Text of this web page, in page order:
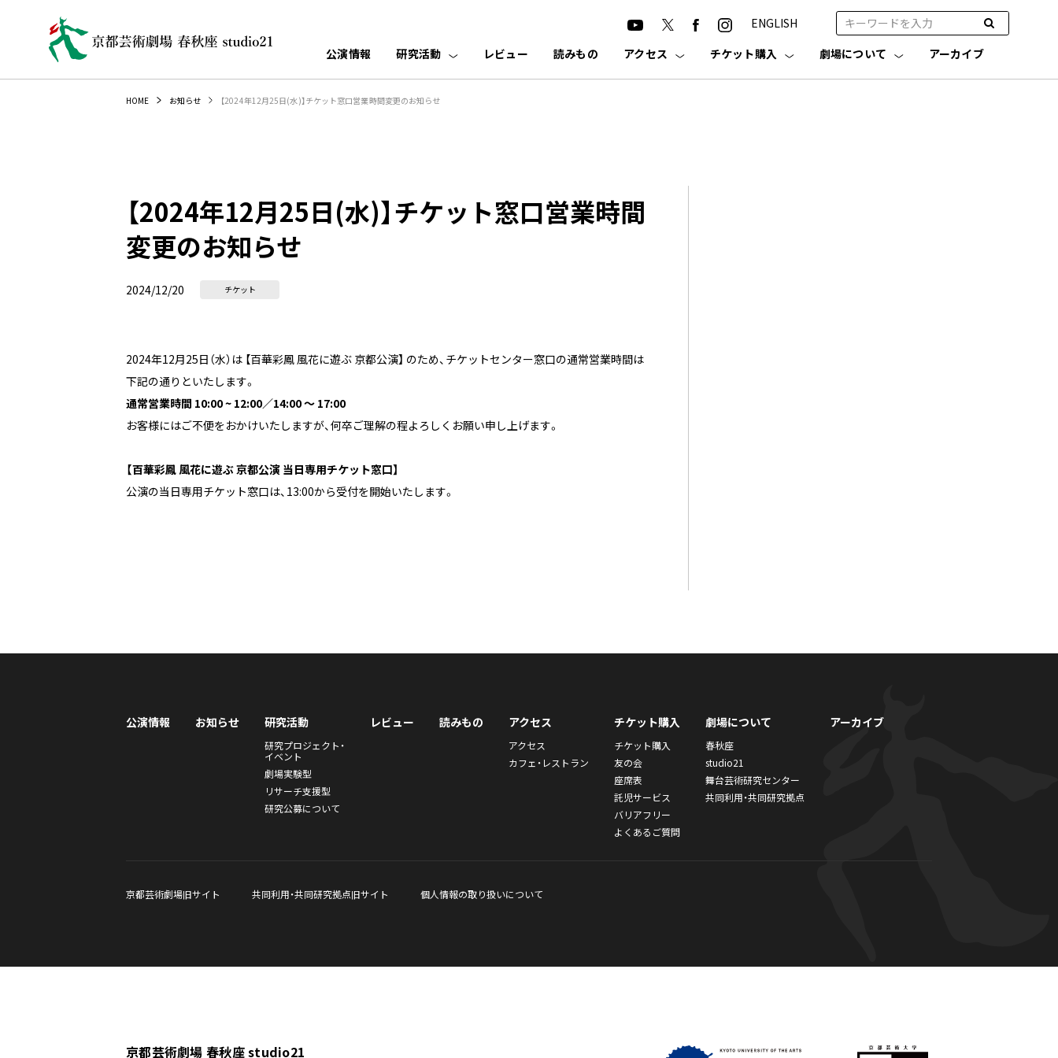
ENGLISH
公演情報
研究活動 レビュー 読みもの アクセス チケット購入 劇場について アーカイブ
HOME お知らせ 【2024年12月25日(水)】チケット窓口営業時間変更のお知らせ
【2024年12月25日(水)】チケット窓口営業時間
変更のお知らせ
2024/12/20 チケット
2024年12月25日（水）は 【百華彩鳳 風花に遊ぶ 京都公演】 のため、チケットセンター窓口の通常営業時間は
下記の通りといたします。
通常営業時間 10:00 ~ 12:00／14:00 ～ 17:00
お客様にはご不便をおかけいたしますが、何卒ご理解の程よろしくお願い申し上げます。
【百華彩鳳 風花に遊ぶ 京都公演 当日専用チケット窓口】
公演の当日専用チケット窓口は、13:00から受付を開始いたします。
公演情報 お知らせ 研究活動
研究プロジェクト・
イベント
劇場実験型
リサーチ支援型
研究公募について
レビュー 読みもの アクセス
アクセス
カフェ・レストラン
チケット購入
チケット購入
友の会
座席表
託児サービス
バリアフリー
よくあるご質問
劇場について
春秋座
studio21
舞台芸術研究センター
共同利用・共同研究拠点
アーカイブ
京都芸術劇場旧サイト 共同利用・共同研究拠点旧サイト 個人情報の取り扱いについて
京都芸術劇場 春秋座 studio21